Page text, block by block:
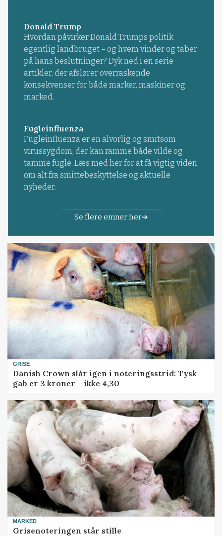
Donald Trump
Hvordan påvirker Donald Trumps politik
egentlig landbruget – og hvem vinder og taber
på hans beslutninger? Dyk ned i en serie
artikler, der afslører overraskende
konsekvenser for både marker, maskiner og
marked.
Fugleinfluenza
Fugleinfluenza er en alvorlig og smitsom
virussygdom, der kan ramme både vilde og
tamme fugle. Læs med her for at få vigtig viden
om alt fra smittebeskyttelse og aktuelle
nyheder.
Se flere emner her
GRISE
Danish Crown slår igen i noteringsstrid: Tysk
gab er 3 kroner – ikke 4,30
MARKED
Grisenoteringen står stille